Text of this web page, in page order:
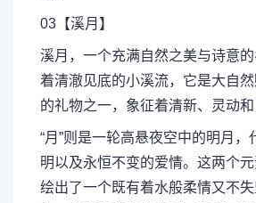
03【溪月】
溪月，一个充满自然之美与诗意的
着清澈见底的小溪流，它是大自
的礼物之一，象征着清新、灵动
“月”则是一轮高悬夜空中的明月，
明以及永恒不变的爱情。这两个
绘出了一个既有着水般柔情又不